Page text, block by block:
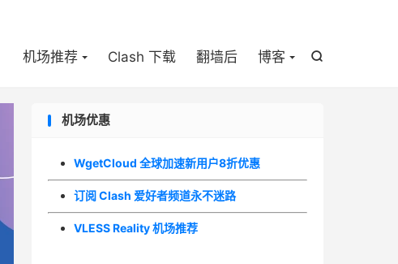

机场推荐 Clash 下载 翻墙后 博客
机场优惠
WgetCloud 全球加速新用户8折优惠
订阅 Clash 爱好者频道永不迷路
VLESS Reality 机场推荐